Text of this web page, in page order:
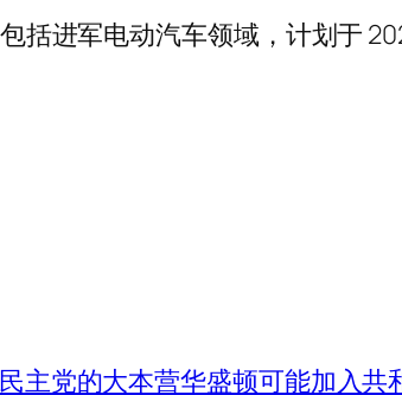
进军电动汽车领域，计划于
主党的大本营华盛顿可能加入共